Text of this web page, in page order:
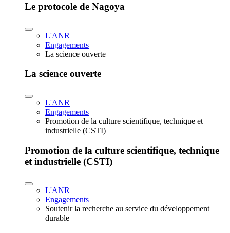
Le protocole de Nagoya
L'ANR
Engagements
La science ouverte
La science ouverte
L'ANR
Engagements
Promotion de la culture scientifique, technique et
industrielle (CSTI)
Promotion de la culture scientifique, technique
et industrielle (CSTI)
L'ANR
Engagements
Soutenir la recherche au service du développement
durable